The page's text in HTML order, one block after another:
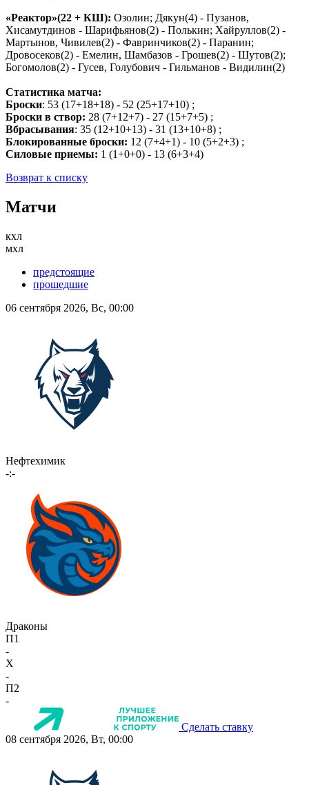
«Реактор»(22 + КШ): Озолин; Дякун(4) - Пузанов,
Хисамутдинов - Шарифьянов(2) - Полькин; Хайруллов(2) -
Мартынов, Чивилев(2) - Фавринчиков(2) - Паранин;
Дровосеков(2) - Емелин, Шамбазов - Грошев(2) - Шутов(2);
Богомолов(2) - Гусев, Голубович - Гильманов - Видилин(2)
Статистика матча:
Броски: 53 (17+18+18) - 52 (25+17+10) ;
Броски в створ: 28 (7+12+7) - 27 (15+7+5) ;
Вбрасывания: 35 (12+10+13) - 31 (13+10+8) ;
Блокированные броски: 12 (7+4+1) - 10 (5+2+3) ;
Силовые приемы: 1 (1+0+0) - 13 (6+3+4)
Возврат к списку
Матчи
кхл
мхл
предстоящие
прошедшие
06 сентября 2026, Вс, 00:00
Нефтехимик
-:-
Драконы
П1
-
X
-
П2
-
Сделать ставку
08 сентября 2026, Вт, 00:00